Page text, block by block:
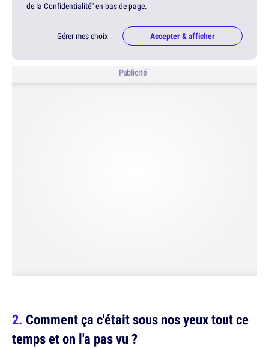
de la Confidentialité" en bas de page.
Gérer mes choix Accepter & afficher
Publicité
Comment ça c'était sous nos yeux tout ce
temps et on l'a pas vu ?